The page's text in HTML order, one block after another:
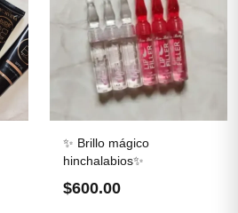
✨ Brillo mágico
hinchalabios✨
$600.00